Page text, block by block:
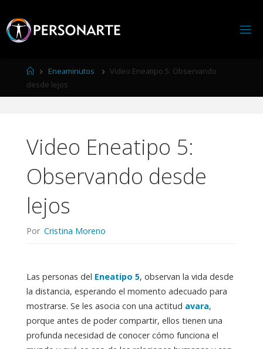
Página
de
Inicio
Eneaminutos
Video Eneatipo 5: Observando
desde lejos
Video Eneatipo 5:
Observando desde
lejos
Por Cristina Moreno
Las personas del Eneatipo 5, observan la vida desde
la distancia, esperando el momento adecuado para
mostrarse. Se les asocia con una actitud avara,
porque antes de poder compartir, ellos tienen una
profunda necesidad de conocer cómo funciona el